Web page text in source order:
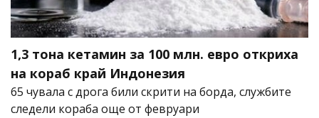
1,3 тона кетамин за 100 млн. евро откриха
на кораб край Индонезия
65 чувала с дрога били скрити на борда, службите
следели кораба още от февруари